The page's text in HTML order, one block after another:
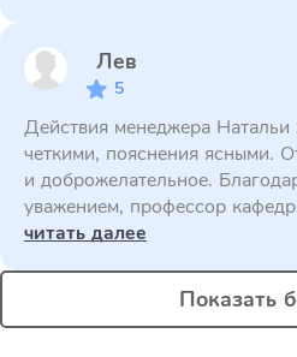
Лев
5
Действия менеджера
четкими, пояснения ясными.
и доброжелательное.
уважением, профессор
читать далее
Показать